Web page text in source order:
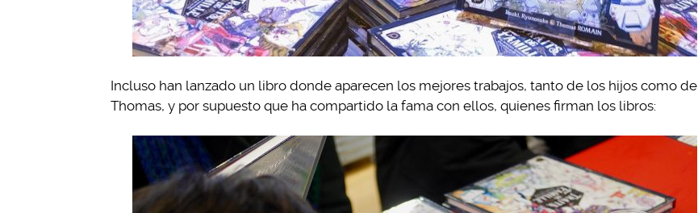
Incluso han lanzado un libro donde aparecen los mejores trabajos, tanto de los hijos como de
Thomas, y por supuesto que ha compartido la fama con ellos, quienes firman los libros: